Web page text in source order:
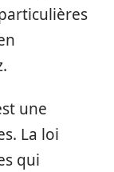
une
La loi
qui